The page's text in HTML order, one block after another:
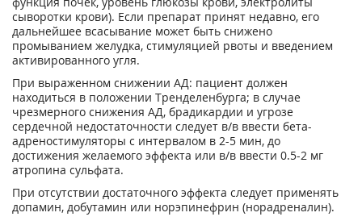
сыворотки крови). Если препарат принят недавно, его
дальнейшее всасывание может быть снижено
промыванием желудка, стимуляцией рвоты и введением
активированного угля.
При выраженном снижении АД: пациент должен
находиться в положении Тренделенбурга; в случае
чрезмерного снижения АД, брадикардии и угрозе
сердечной недостаточности следует в/в ввести бета-
адреностимуляторы с интервалом в 2-5 мин, до
достижения желаемого эффекта или в/в ввести 0.5-2 мг
атропина сульфата.
При отсутствии достаточного эффекта следует применять
допамин, добутамин или норэпинефрин (норадреналин).